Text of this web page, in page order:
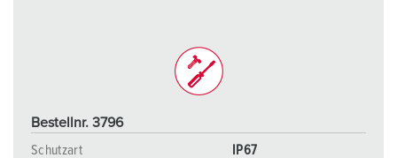
Bestellnr. 3796
Schutzart
IP67